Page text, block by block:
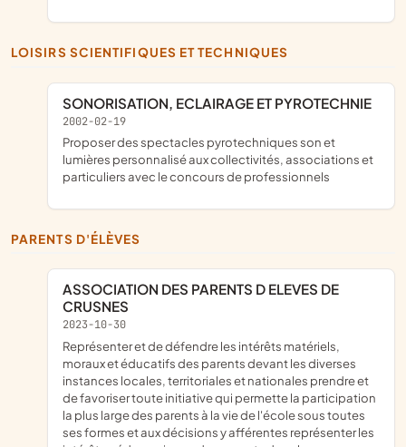
LOISIRS SCIENTIFIQUES ET TECHNIQUES
SONORISATION, ECLAIRAGE ET PYROTECHNIE
2002-02-19
proposer des spectacles pyrotechniques son et
lumières personnalisé aux collectivités, associations et
particuliers avec le concours de professionnels
PARENTS D'ÉLÈVES
ASSOCIATION DES PARENTS D ELEVES DE
CRUSNES
2023-10-30
représenter et de défendre les intérêts matériels,
moraux et éducatifs des parents devant les diverses
instances locales, territoriales et nationales prendre et
de favoriser toute initiative qui permette la participation
la plus large des parents à la vie de l'école sous toutes
ses formes et aux décisions y afférentes représenter les